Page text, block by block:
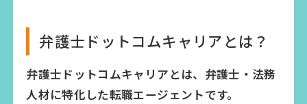
弁護士ドットコムキャリアとは？
弁護士ドットコムキャリアとは、弁護士・法務
人材に特化した転職エージェントです。